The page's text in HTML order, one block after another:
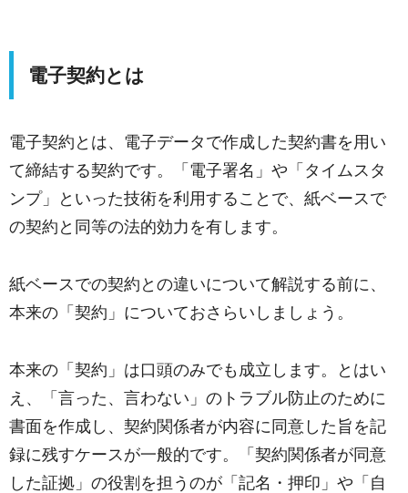
電子契約とは
電子契約とは、電子データで作成した契約書を用い
て締結する契約です。「電子署名」や「タイムスタ
ンプ」といった技術を利用することで、紙ベースで
の契約と同等の法的効力を有します。
紙ベースでの契約との違いについて解説する前に、
本来の「契約」についておさらいしましょう。
本来の「契約」は口頭のみでも成立します。とはい
え、「言った、言わない」のトラブル防止のために
書面を作成し、契約関係者が内容に同意した旨を記
録に残すケースが一般的です。「契約関係者が同意
した証拠」の役割を担うのが「記名・押印」や「自